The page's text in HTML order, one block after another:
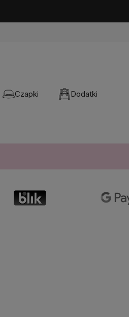
Czapki Dodatki